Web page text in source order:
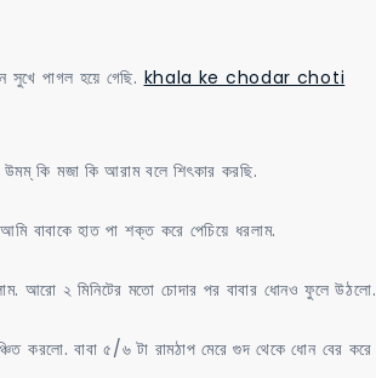
পাগল হয়ে গেছি. khala ke chodar choti
কি মজা কি আরাম বলে শিৎকার করছি.
বাবাকে হাত পা শক্ত করে পেচিয়ে ধরলাম.
আরো ২ মিনিটের মতো চোদার পর বাবার ধোনও ফুলে উঠলো.
করলো. বাবা ৫/৬ টা রামঠাপ মেরে গুদ থেকে ধোন বের করে